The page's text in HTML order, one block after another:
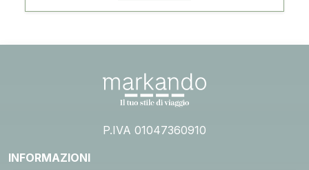
P.IVA 01047360910
INFORMAZIONI